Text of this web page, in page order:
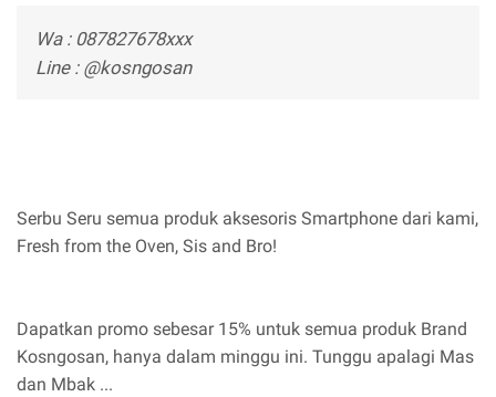
Wa : 087827678xxx
Line : @kosngosan
Serbu Seru semua produk aksesoris Smartphone dari kami,
Fresh from the Oven, Sis and Bro!
Dapatkan promo sebesar 15% untuk semua produk Brand
Kosngosan, hanya dalam minggu ini. Tunggu apalagi Mas
dan Mbak ...